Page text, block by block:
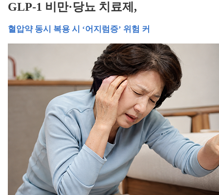
GLP-1 비만·당뇨 치료제,
혈압약 동시 복용 시 ‘어지럼증’ 위험 커